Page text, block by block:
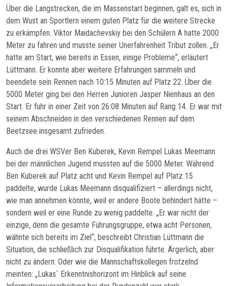
Über die Langstrecken, die im Massenstart beginnen, galt es, sich in
dem Wust an Sportlern einem guten Platz für die weitere Strecke
zu erkämpfen. Viktor Maidachevskiy bei den Schülern A hatte 2000
Meter zu fahren und musste seiner Unerfahrenheit Tribut zollen. „Er
hatte am Start, wie bereits in Essen, einige Probleme“, erläutert
Lüttmann. Er konnte aber weitere Erfahrungen sammeln und
beendete sein Rennen nach 10:15 Minuten auf Platz 22. Über die
5000 Meter ging bei den Herren Junioren Jasper Nienhaus an den
Start. Er fuhr in einer Zeit von 26:08 Minuten auf Rang 14. Er war mit
seinem Abschneiden in den verschiedenen Rennen auf dem
Beetzsee insgesamt zufrieden.
Auch die drei WSVer Ben Kuberek, Kevin Rempel Lukas Meemann
bei der männlichen Jugend mussten auf die 5000 Meter. Während
Ben Kuberek auf Platz acht und Kevin Rempel auf Platz 15
paddelte, wurde Lukas Meemann disqualifiziert – allerdings nicht,
wie man annehmen könnte, weil er andere Boote behindert hätte –
sondern weil er eine Runde zu wenig paddelte. „Er war nicht der
einzige, denn die gesamte Führungsgruppe, etwa acht Personen,
wähnte sich bereits im Ziel“, beschreibt Christian Lüttmann die
Situation, die schließlich zur Disqualifikation führte. Ärgerlich, aber
nicht zu ändern. Oder wie die Mannschaftskollegen frotzelnd
meinten: „Lukas´ Erkenntnishorizont im Hinblick auf seine